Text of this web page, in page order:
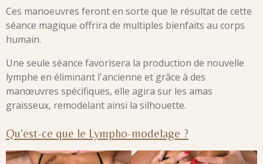
Ces manoeuvres feront en sorte que le résultat de cette
séance magique offrira de multiples bienfaits au corps
humain.
Une seule séance favorisera la production de nouvelle
lymphe en éliminant l'ancienne et grâce à des
manœuvres spécifiques, elle agira sur les amas
graisseux, remodelant ainsi la silhouette.
Qu'est-ce que le Lympho-modelage ?